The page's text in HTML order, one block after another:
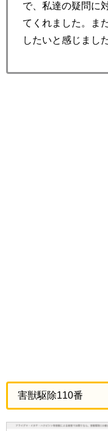
で、私達の疑問に
てくれました。ま
したいと感じまし
害獣駆除110番